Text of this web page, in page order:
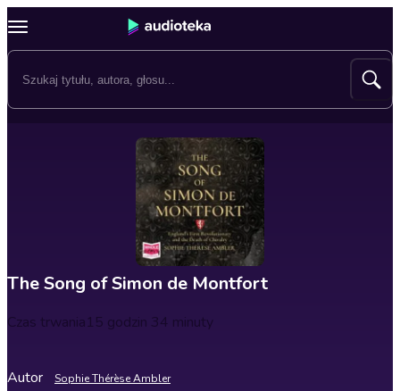
The Song of Simon de Montfort
Czas trwania15 godzin 34 minuty
Autor Sophie Thérèse Ambler